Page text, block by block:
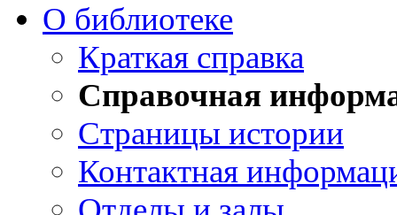
О библиотеке
Краткая справка
Справочная
Страницы истории
Контактная